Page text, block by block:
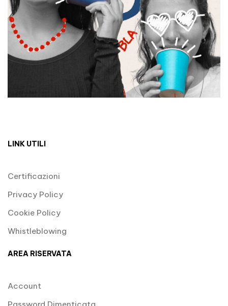
LINK UTILI
Certificazioni
Privacy Policy
Cookie Policy
Whistleblowing
AREA RISERVATA
Account